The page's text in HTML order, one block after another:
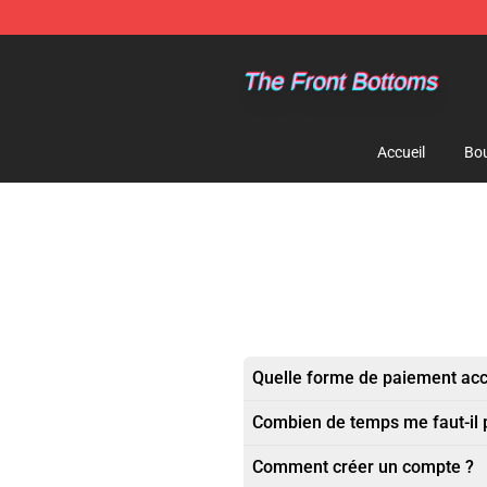
Accueil
Quelle forme de paiement
Combien de temps me faut-il
Comment créer un compte ?